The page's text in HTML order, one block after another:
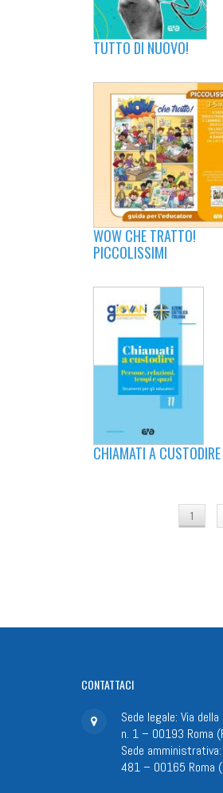
TUTTO DI NUOVO!
WOW CHE TRATTO!
PICCOLISSIMI
CHIAMATI A CUSTODIRE
1
CONTATTACI
Sede legale: Via
n. 1 – 00193 Roma
Sede amministrativa:
481 – 00165 Roma